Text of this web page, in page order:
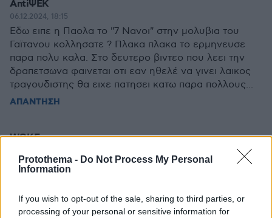
Protothema - Do Not Process My Personal
Information
If you wish to opt-out of the sale, sharing to third parties, or
processing of your personal or sensitive information for
AntiΨΕΚ
06.12.2024, 18:15
Εδω ειπε η Παολα το "7 Νανοι" στην μολυβια του
Γαϊτανου κολλησατε ? Πλακα πλακα το ερμηνευσε
παρα πολυ καλα. Στο δευτερο βιντεο που λεει την
δραπετσωνα φαινεται οτι εαν ηθελέ να γινει λαικος
τραγουδιστης θα ειχε πατησει κατω παρα πολλους...
ΑΠΑΝΤΗΣΗ
WOKE ιστοριες
Ξουτ απο δωπερα Χριστουγεννιατικα, τωρα βγαινουν
ΑΠΑΝΤΗΣΗ